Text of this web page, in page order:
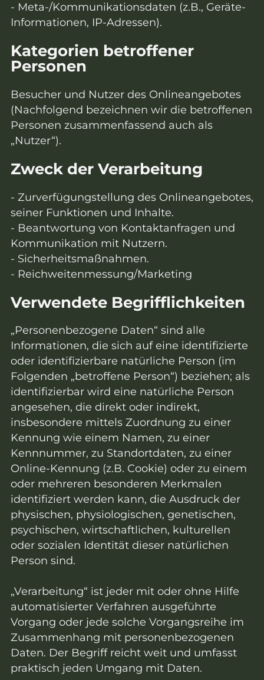
- Meta-/Kommunikationsdaten (z.B., Geräte-
Informationen, IP-Adressen).
Kategorien betroffener
Personen
Besucher und Nutzer des Onlineangebotes
(Nachfolgend bezeichnen wir die betroffenen
Personen zusammenfassend auch als
„Nutzer“).
Zweck der Verarbeitung
- Zurverfügungstellung des Onlineangebotes,
seiner Funktionen und Inhalte.
- Beantwortung von Kontaktanfragen und
Kommunikation mit Nutzern.
- Sicherheitsmaßnahmen.
- Reichweitenmessung/Marketing
Verwendete Begrifflichkeiten
„Personenbezogene Daten“ sind alle
Informationen, die sich auf eine identifizierte
oder identifizierbare natürliche Person (im
Folgenden „betroffene Person“) beziehen; als
identifizierbar wird eine natürliche Person
angesehen, die direkt oder indirekt,
insbesondere mittels Zuordnung zu einer
Kennung wie einem Namen, zu einer
Kennnummer, zu Standortdaten, zu einer
Online-Kennung (z.B. Cookie) oder zu einem
oder mehreren besonderen Merkmalen
identifiziert werden kann, die Ausdruck der
physischen, physiologischen, genetischen,
psychischen, wirtschaftlichen, kulturellen
oder sozialen Identität dieser natürlichen
Person sind.
„Verarbeitung“ ist jeder mit oder ohne Hilfe
automatisierter Verfahren ausgeführte
Vorgang oder jede solche Vorgangsreihe im
Zusammenhang mit personenbezogenen
Daten. Der Begriff reicht weit und umfasst
praktisch jeden Umgang mit Daten.